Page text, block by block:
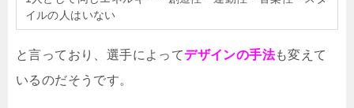
イルの人はいない
と言っており、選手によってデザインの手法も変えて
いるのだそうです。